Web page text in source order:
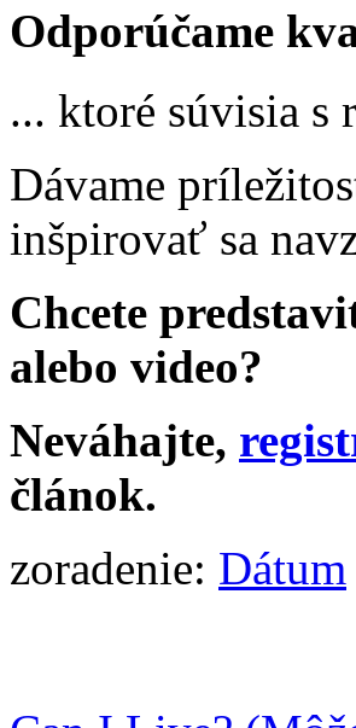
Odporúčame
... ktoré súvisia s
Dávame
inšpirovať sa
Chcete
alebo video?
Neváhajte,
článok.
zoradenie: Dátum